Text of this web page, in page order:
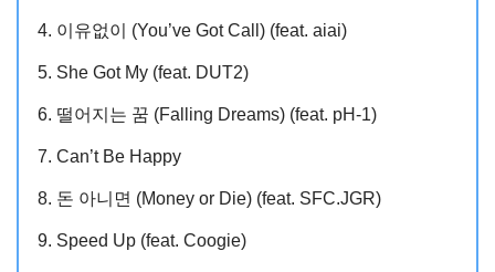
이유없이 (You’ve Got Call) (feat. aiai)
She Got My (feat. DUT2)
떨어지는 꿈 (Falling Dreams) (feat. pH-1)
Can’t Be Happy
돈 아니면 (Money or Die) (feat. SFC.JGR)
Speed Up (feat. Coogie)